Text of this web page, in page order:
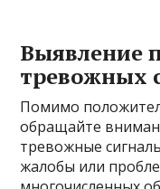
Выявление
тревожных
Помимо
обращайте
тревожные
жалобы или